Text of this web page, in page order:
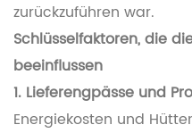
zurückzuführen war.
Schlüsselfaktoren, die
beeinflussen
1. Lieferengpässe und
Energiekosten und